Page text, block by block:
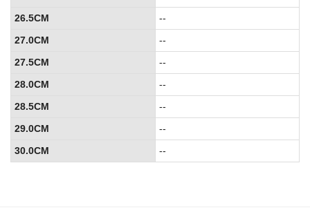
26.5CM
--
27.0CM
--
27.5CM
--
28.0CM
--
28.5CM
--
29.0CM
--
30.0CM
--